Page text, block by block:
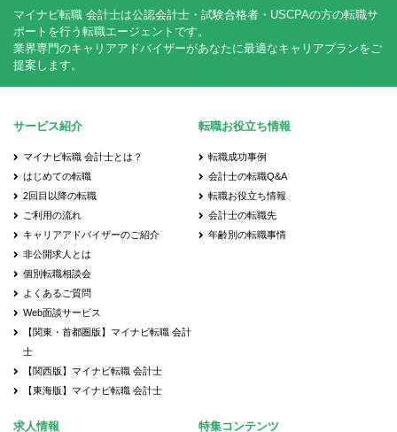
マイナビ転職 会計士は公認会計士・試験合格者・USCPAの方の転職サ
ポートを行う転職エージェントです。
業界専門のキャリアアドバイザーがあなたに最適なキャリアプランをご
提案します。
サービス紹介
マイナビ転職 会計士とは？
はじめての転職
2回目以降の転職
ご利用の流れ
キャリアアドバイザーのご紹介
非公開求人とは
個別転職相談会
よくあるご質問
Web面談サービス
【関東・首都圏版】マイナビ転職 会計
士
【関西版】マイナビ転職 会計士
【東海版】マイナビ転職 会計士
転職お役立ち情報
転職成功事例
会計士の転職Q&A
転職お役立ち情報
会計士の転職先
年齢別の転職事情
求人情報 特集コンテンツ